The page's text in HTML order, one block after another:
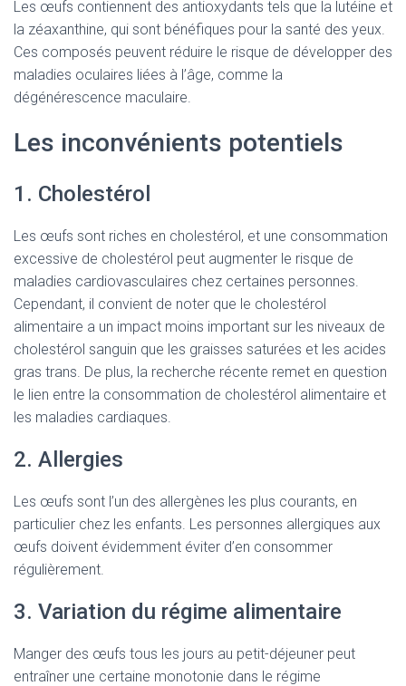
Les œufs contiennent des antioxydants tels que la lutéine et
la zéaxanthine, qui sont bénéfiques pour la santé des yeux.
Ces composés peuvent réduire le risque de développer des
maladies oculaires liées à l’âge, comme la
dégénérescence maculaire.
Les inconvénients potentiels
1. Cholestérol
Les œufs sont riches en cholestérol, et une consommation
excessive de cholestérol peut augmenter le risque de
maladies cardiovasculaires chez certaines personnes.
Cependant, il convient de noter que le cholestérol
alimentaire a un impact moins important sur les niveaux de
cholestérol sanguin que les graisses saturées et les acides
gras trans. De plus, la recherche récente remet en question
le lien entre la consommation de cholestérol alimentaire et
les maladies cardiaques.
2. Allergies
Les œufs sont l’un des allergènes les plus courants, en
particulier chez les enfants. Les personnes allergiques aux
œufs doivent évidemment éviter d’en consommer
régulièrement.
3. Variation du régime alimentaire
Manger des œufs tous les jours au petit-déjeuner peut
entraîner une certaine monotonie dans le régime